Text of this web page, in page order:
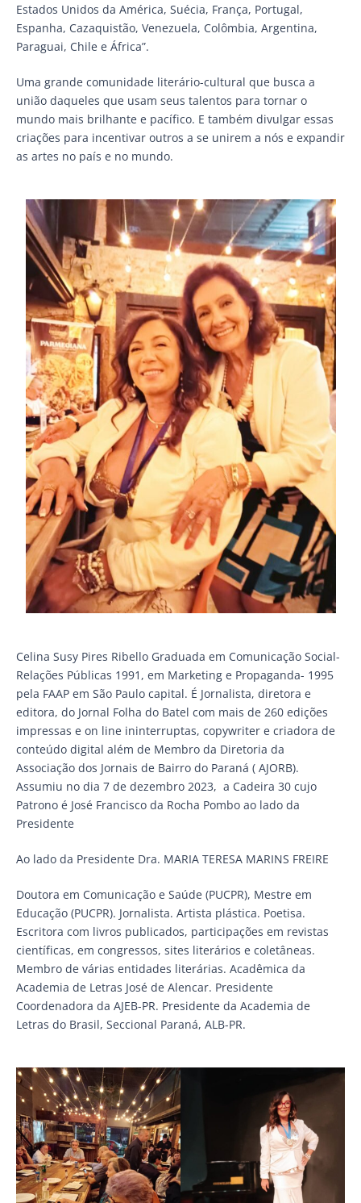
Estados Unidos da América, Suécia, França, Portugal,
Espanha, Cazaquistão, Venezuela, Colômbia, Argentina,
Paraguai, Chile e África”.
Uma grande comunidade literário-cultural que busca a
união daqueles que usam seus talentos para tornar o
mundo mais brilhante e pacífico. E também divulgar essas
criações para incentivar outros a se unirem a nós e expandir
as artes no país e no mundo.
Celina Susy Pires Ribello Graduada em Comunicação Social-
Relações Públicas 1991, em Marketing e Propaganda- 1995
pela FAAP em São Paulo capital. É Jornalista, diretora e
editora, do Jornal Folha do Batel com mais de 260 edições
impressas e on line ininterruptas, copywriter e criadora de
conteúdo digital além de Membro da Diretoria da
Associação dos Jornais de Bairro do Paraná ( AJORB).
Assumiu no dia 7 de dezembro 2023, a Cadeira 30 cujo
Patrono é José Francisco da Rocha Pombo ao lado da
Presidente
Ao lado da Presidente Dra. MARIA TERESA MARINS FREIRE
Doutora em Comunicação e Saúde (PUCPR), Mestre em
Educação (PUCPR). Jornalista. Artista plástica. Poetisa.
Escritora com livros publicados, participações em revistas
científicas, em congressos, sites literários e coletâneas.
Membro de várias entidades literárias. Acadêmica da
Academia de Letras José de Alencar. Presidente
Coordenadora da AJEB-PR. Presidente da Academia de
Letras do Brasil, Seccional Paraná, ALB-PR.